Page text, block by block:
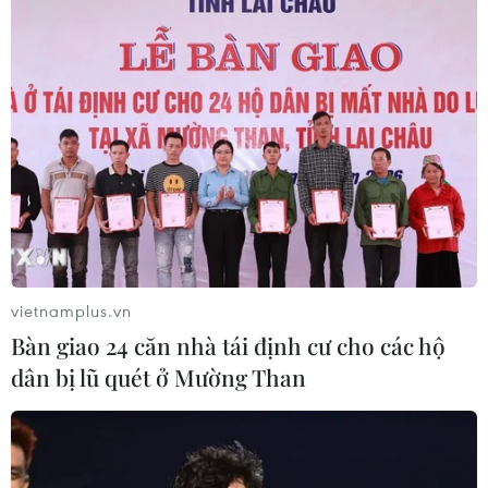
Mưa dông khiến hàng chục
chuyến bay tới Nội Bài không thể hạ
06/08/2026 04:37
Cảnh báo lũ quét, sạt lở đất ở 8 tỉnh
khu vực Bắc Bộ và Thanh Hóa
06/08/2026 03:47
Mưa lớn kéo dài gây thiệt hại khoảng
15 tỷ đồng tại Tuyên Quang
06/08/2026 03:03
vietnamplus.vn
Bàn giao 24 căn nhà tái định cư cho các hộ
dân bị lũ quét ở Mường Than